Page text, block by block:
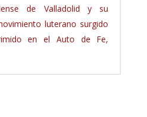
de Valladolid y su
luterano surgido
en el Auto de Fe,